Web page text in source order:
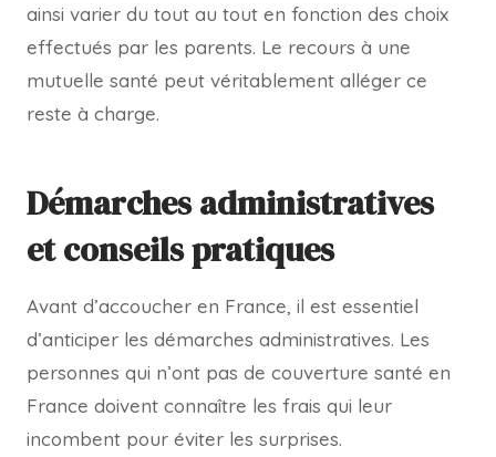
ainsi varier du tout au tout en fonction des choix
effectués par les parents. Le recours à une
mutuelle santé peut véritablement alléger ce
reste à charge.
Démarches administratives
et conseils pratiques
Avant d’accoucher en France, il est essentiel
d’anticiper les démarches administratives. Les
personnes qui n’ont pas de couverture santé en
France doivent connaître les frais qui leur
incombent pour éviter les surprises.